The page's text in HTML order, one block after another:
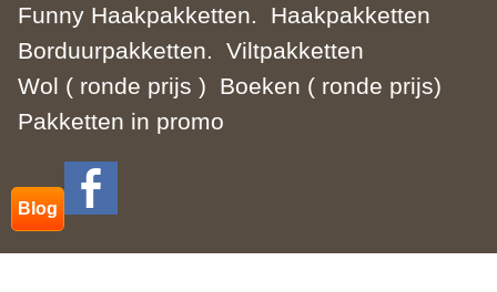
Funny Haakpakketten.
Haakpakketten
Borduurpakketten.
Viltpakketten
Wol ( ronde prijs )
Boeken ( ronde prijs)
Pakketten in promo
Blog